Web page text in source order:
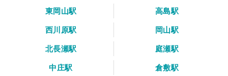
東岡山駅
高島駅
西川原駅
岡山駅
北長瀬駅
庭瀬駅
中庄駅
倉敷駅